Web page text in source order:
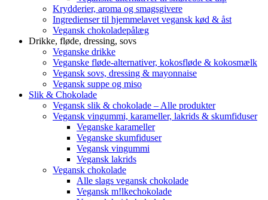
Krydderier, aroma og smagsgivere
Ingredienser til hjemmelavet vegansk kød & åst
Vegansk chokoladepålæg
Drikke, fløde, dressing, sovs
Veganske drikke
Veganske fløde-alternativer, kokosfløde & kokosmælk
Vegansk sovs, dressing & mayonnaise
Vegansk suppe og miso
Slik & Chokolade
Vegansk slik & chokolade – Alle produkter
Vegansk vingummi, karameller, lakrids & skumfiduser
Veganske karameller
Veganske skumfiduser
Vegansk vingummi
Vegansk lakrids
Vegansk chokolade
Alle slags vegansk chokolade
Vegansk m!lkechokolade